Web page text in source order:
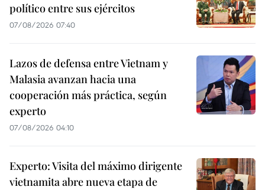
político entre sus ejércitos
07/08/2026 07:40
Lazos de defensa entre Vietnam y
Malasia avanzan hacia una
cooperación más práctica, según
experto
07/08/2026 04:10
Experto: Visita del máximo dirigente
vietnamita abre nueva etapa de